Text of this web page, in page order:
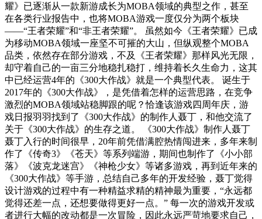
耀》已逐渐从一款新游成长为MOBA领域的典型之作，甚至
在各类行业报告中，也将MOBA游戏一度仅分为两个板块
——“王者荣耀”和“非王者荣耀”。 虽然如今《王者荣耀》已成
为移动MOBA领域一座坚不可摧的大山，但纵观整个MOBA
品类，依然存在部分游戏，不及《王者荣耀》那样风光无限，
却守着自己的一亩三分地稳扎稳打，维持着长久生命力，这其
中已经运营4年的《300大作战》就是一个典型代表。 诞生于
2017年的《300大作战》，是凭借着怎样的运营思路，在竞争
激烈的MOBA领域站稳脚跟的呢？恰逢该游戏四周年庆，游
戏日报羽羽找到了《300大作战》的制作人聂丁，和他交流了
关于《300大作战》的生存之道。 《300大作战》制作人聂丁
聂丁入行的时间很早，20年前凭借满腔热情闯进来，多年来制
作了《传奇3》《苍天》等系列端游，期间也制作了《小小部
落》《波克龙迷宫》《神枪少女》等诸多游戏，再到近年来的
《300大作战》等手游，总结自己多年的开发经验，聂丁觉得
设计游戏的过程中有一种精益求精的精神最为重要，“永远都
觉得还差一点，还想要做得更好一点。” 每一次的游戏开发或
者进行大幅的改动都是一次冒险，因此永远严苛地要求自己，